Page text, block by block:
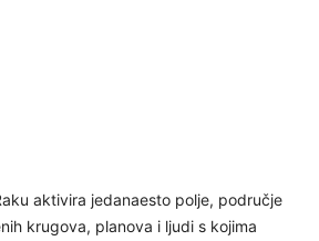
aktivira jedanaesto polje, područje
krugova, planova i ljudi s kojima